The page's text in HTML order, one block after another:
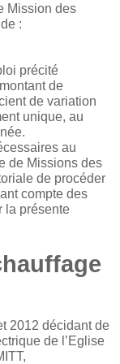
Mission des
:
précité
de
de variation
unique, au
au
de Missions des
de procéder
compte des
la présente
2012 décidant de
de l’Eglise